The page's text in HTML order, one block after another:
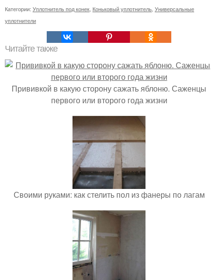
Категории: Уплотнитель под конек Коньковый уплотнитель Универсальные
уплотнители
Читайте также
Прививкой в какую сторону сажать яблоню. Саженцы
первого или второго года жизни
Своими руками: как стелить пол из фанеры по лагам